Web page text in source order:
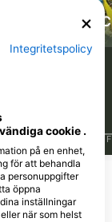
O D F
Integritetspolicy
cookie .
på en enhet,
för att behandla
personuppgifter
öppna
inställningar
när som helst